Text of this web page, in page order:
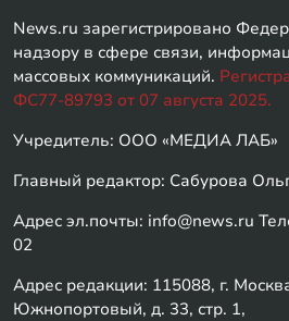
News.ru зарегистрировано
надзору в сфере связи,
массовых коммуникаций.
ФС77-89793 от 07 августа 2025.
Учредитель: ООО «МЕДИА ЛАБ»
Главный редактор: Сабурова
Адрес эл.почты: info@news.ru
02
Адрес редакции: 115088, г.
Южнопортовый, д. 33, стр. 1,